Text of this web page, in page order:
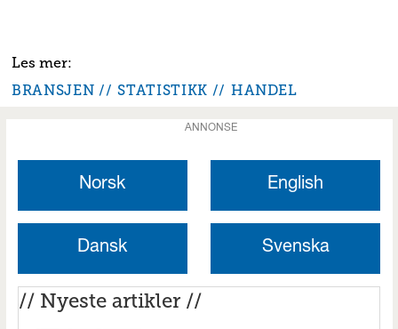
BRANSJEN STATISTIKK HANDEL
ANNONSE
Norsk English
Dansk Svenska
// Nyeste artikler //